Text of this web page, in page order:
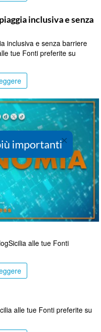
inclusiva e senza
inclusiva e senza barriere
tue Fonti preferite su
alle tue Fonti
alle tue Fonti preferite su
×
importanti